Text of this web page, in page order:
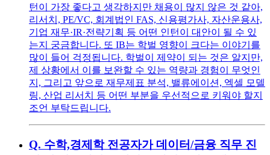
턴이 가장 좋다고 생각하지만 채용이 많지 않은 것 같아,
리서치, PE/VC, 회계법인 FAS, 신용평가사, 자산운용사,
기업 재무·IR·전략기획 등 어떤 인턴이 대안이 될 수 있
는지 궁금합니다. 또 IB는 학벌 영향이 크다는 이야기를
많이 들어 걱정됩니다. 학벌이 제약이 되는 것은 알지만,
제 상황에서 이를 보완할 수 있는 역량과 경험이 무엇인
지, 그리고 앞으로 재무제표 분석, 밸류에이션, 엑셀 모델
링, 산업 리서치 등 어떤 부분을 우선적으로 키워야 할지
조언 부탁드립니다.
Q. 수학,경제학 전공자가 데이터/금융 직무 진